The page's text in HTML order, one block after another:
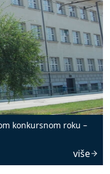
konkursnom roku –
više